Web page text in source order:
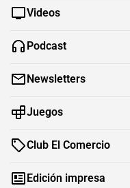
Videos
Podcast
Newsletters
Juegos
Club El Comercio
Edición impresa